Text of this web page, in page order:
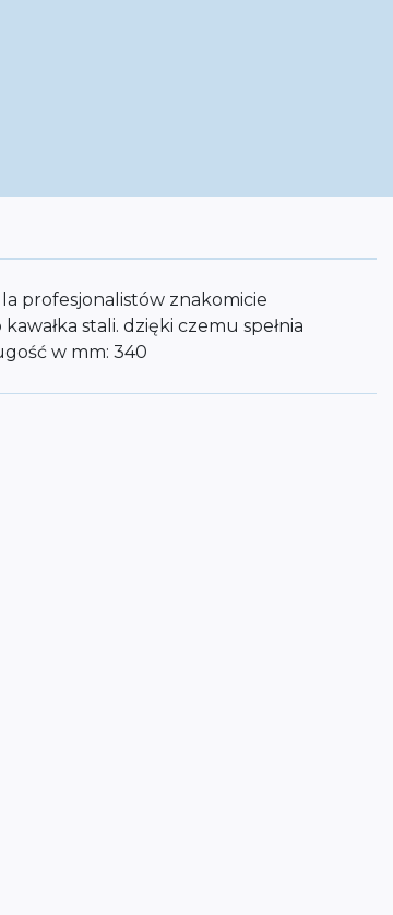
profesjonalistów znakomicie
stali. dzięki czemu spełnia
w mm: 340